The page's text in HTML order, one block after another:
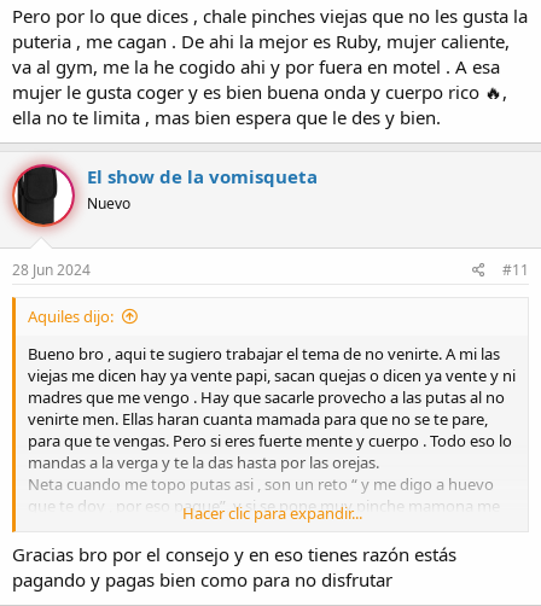
Pero por lo que dices , chale pinches viejas que no les gusta la
puteria , me cagan . De ahi la mejor es Ruby, mujer caliente,
va al gym, me la he cogido ahi y por fuera en motel . A esa
mujer le gusta coger y es bien buena onda y cuerpo rico 🔥,
ella no te limita , mas bien espera que le des y bien.
El show de la vomisqueta
Nuevo
28 Jun 2024 #11
Aquiles dijo:
Bueno bro , aqui te sugiero trabajar el tema de no venirte. A mi las
viejas me dicen hay ya vente papi, sacan quejas o dicen ya vente y ni
madres que me vengo . Hay que sacarle provecho a las putas al no
venirte men. Ellas haran cuanta mamada para que no se te pare,
para que te vengas. Pero si eres fuerte mente y cuerpo . Todo eso lo
mandas a la verga y te la das hasta por las orejas.
Neta cuando me topo putas asi , son un reto “ y me digo a huevo
que te doy , por eso pague”, y si se pone muy pinche mamona me
las chingo de perrito toda la hora pero nunca dejar de gozar porque
para eso pagamos.
Pero por lo que dices , chale pinches viejas que no les gusta la
Hacer clic para expandir...
Gracias bro por el consejo y en eso tienes razón estás
pagando y pagas bien como para no disfrutar